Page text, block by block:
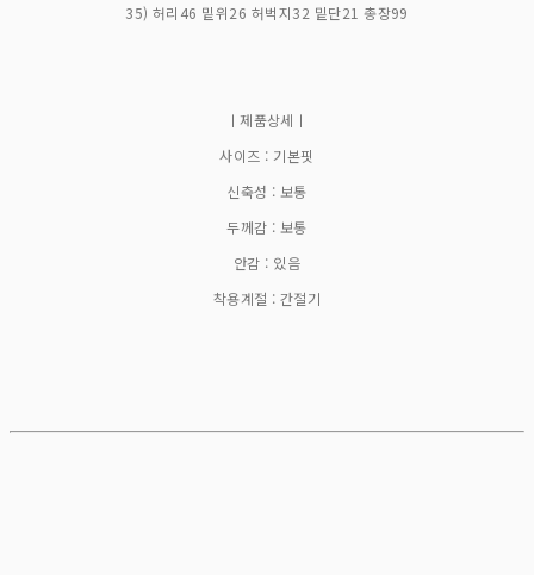
35) 허리46 밑위26 허벅지32 밑단21 총장99
ㅣ제품상세ㅣ
사이즈 : 기본핏
신축성 : 보통
두께감 : 보통
안감 : 있음
착용계절 : 간절기